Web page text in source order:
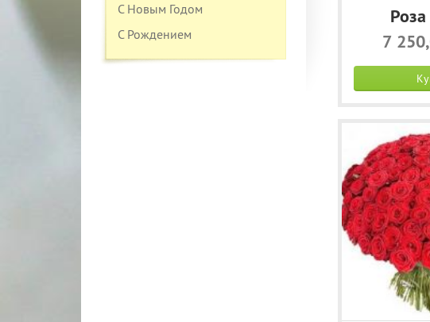
С Новым Годом
С Рождением
7